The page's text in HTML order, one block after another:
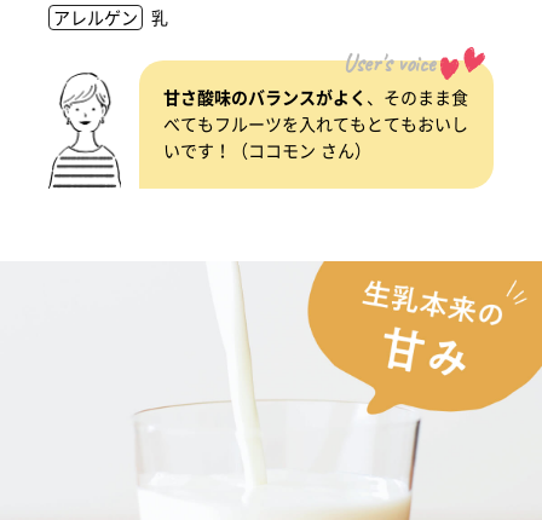
アレルゲン 乳
User's voice
甘さ酸味のバランスがよく 、そのまま食
べてもフルーツを入れてもとてもおいし
いです！（ココモン さん）